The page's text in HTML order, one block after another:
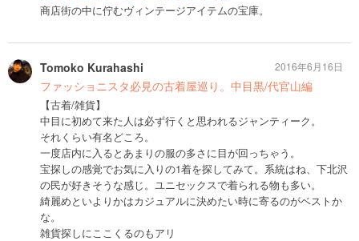
商店街の中に佇むヴィンテージアイテムの宝庫。
Tomoko Kurahashi
ファッショニスタ必見の古着屋巡り。中目黒/代官山編
【古着/雑貨】
中目に初めて来た人は必ず行くと思われるジャンティーク。
それくらい有名どころ。
一度店内に入るとあまりの服の多さに目が回っちゃう。
宝探しの感覚でお気に入りの1着を探してみて。系統はね、下北沢
の民が好きそうな感じ。ユニセックスで着られる物も多い。
綺麗めといよりかはカジュアルに決めたい時に寄るのがベストか
な。
雑貨探しにここくるのもアリ
2016年6月16日